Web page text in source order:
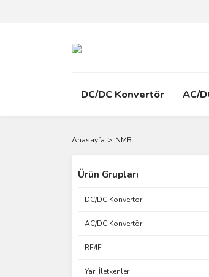
DC/DC Konvertör AC/
Anasayfa NMB
Ürün Grupları
DC/DC Konvertör
AC/DC Konvertör
RF/IF
Yarı İletkenler